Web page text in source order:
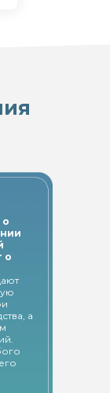
о
о
а